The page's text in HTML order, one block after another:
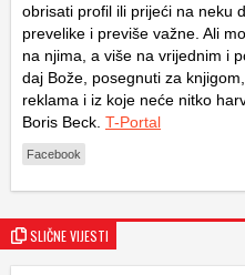
obrisati profil ili prijeći na neku
prevelike i previše važne. Ali
na njima, a više na vrijednim i
daj Bože, posegnuti za
reklama i iz koje neće nitko
Boris Beck. T-Portal
Facebook
SLIČNE VIJESTI